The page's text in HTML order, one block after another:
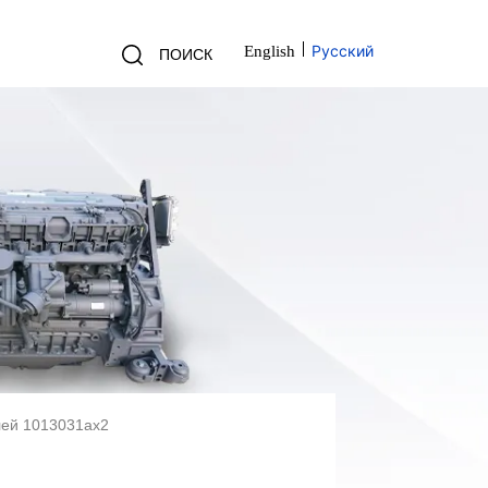
ПОИСК English Русский
1013031ax2